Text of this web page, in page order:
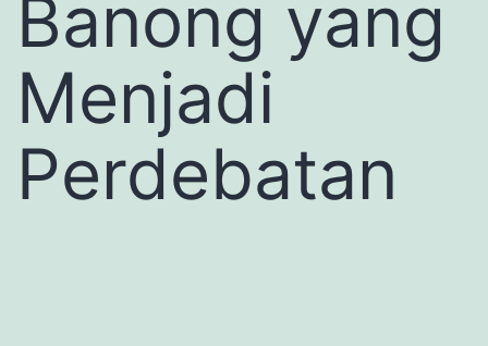
Banong yang
Menjadi
Perdebatan